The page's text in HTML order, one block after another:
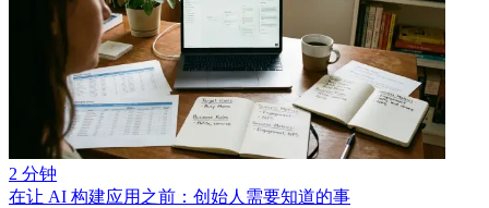
2 分钟
在让 AI 构建应用之前：创始人需要知道的事